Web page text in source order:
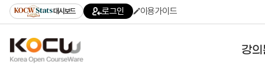
기
기
기
content)
가
대시보드 로그인 이용가이드
강